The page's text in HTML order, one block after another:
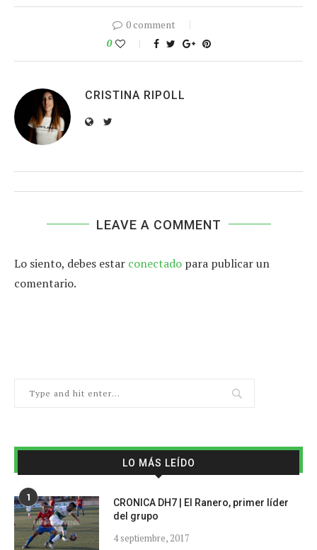
0 comment
0
CRISTINA RIPOLL
LEAVE A COMMENT
Lo siento, debes estar conectado para publicar un
comentario.
LO MÁS LEÍDO
1
CRONICA DH7 | El Ranero, primer líder
del grupo
4 septiembre, 2017